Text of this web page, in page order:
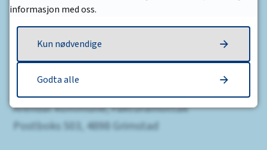
Arendal kommune
Enhet/avdeling
Postboks 123, 4891 Grimstad
Fakturaadresse
Arendal kommune, Fakturamottak
Postboks 503, 4898 Grimstad
informasjon med oss.
Kun nødvendige
Godta alle